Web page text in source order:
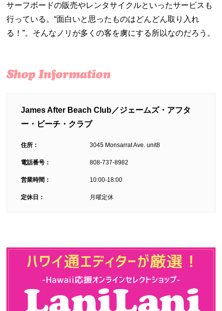
サーフボードの販売やレンタサイクルといったサービスも
行っている。“面白いと思ったものはどんどん取り入れ
る！”。そんなノリが多くの客を虜にする所以なのだろう。
James After Beach Club／ジェームズ・アフタ
ー・ビーチ・クラブ
住所： 3045 Monsarrat Ave. unit8
電話番号： 808-737-8982
営業時間： 10:00-18:00
定休日： 月曜定休